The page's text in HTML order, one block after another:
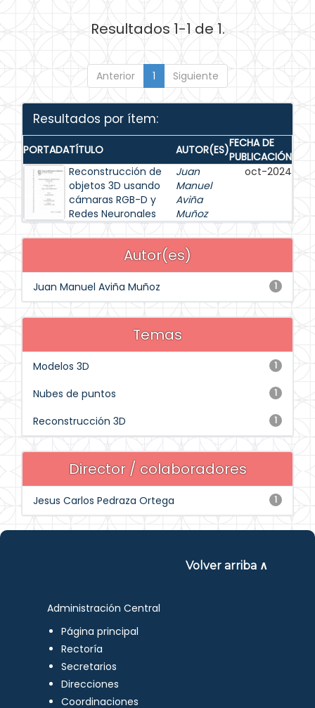
Resultados 1-1 de 1.
Anterior 1 Siguiente
Resultados por ítem:
PORTADATÍTULO AUTOR(ES)FECHA DE
PUBLICACIÓN
Reconstrucción de
objetos 3D usando
cámaras RGB-D y
Redes Neuronales
Juan
Manuel
Aviña
Muñoz
oct-2024
Autor(es)
1
Juan Manuel Aviña Muñoz
Temas
1
Modelos 3D
1
Nubes de puntos
1
Reconstrucción 3D
Director / colaboradores
1
Jesus Carlos Pedraza Ortega
Volver arriba ∧
Administración Central
Página principal
Rectoría
Secretarios
Direcciones
Coordinaciones